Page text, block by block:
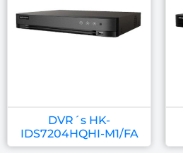
DVR´s HK-
IDS7204HQHI-M1/FA